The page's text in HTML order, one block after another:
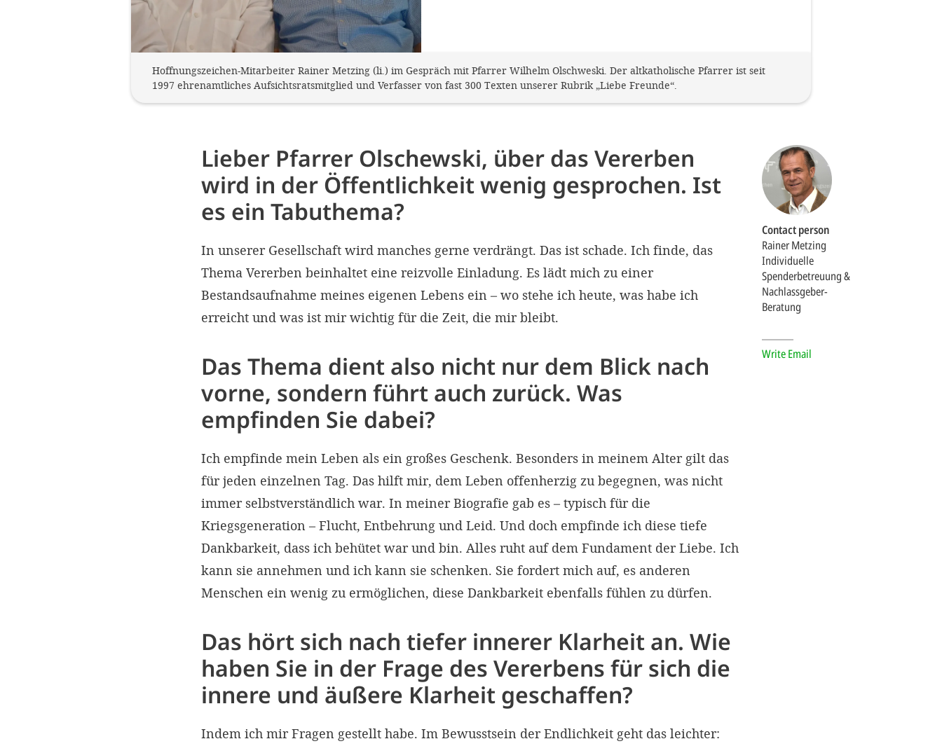
Hoffnungszeichen-Mitarbeiter Rainer Metzing (li.) im Gespräch mit Pfarrer Wilhelm Olschweski. Der altkatholische Pfarrer ist seit
1997 ehrenamtliches Aufsichtsratsmitglied und Verfasser von fast 300 Texten unserer Rubrik „Liebe Freunde“.
Contact person
Rainer Metzing
Individuelle
Spenderbetreuung &
Nachlassgeber-
Beratung
Write Email
Lieber Pfarrer Olschewski, über das Vererben
wird in der Öffentlichkeit wenig gesprochen. Ist
es ein Tabuthema?
In unserer Gesellschaft wird manches gerne verdrängt. Das ist schade. Ich finde, das
Thema Vererben beinhaltet eine reizvolle Einladung. Es lädt mich zu einer
Bestandsaufnahme meines eigenen Lebens ein – wo stehe ich heute, was habe ich
erreicht und was ist mir wichtig für die Zeit, die mir bleibt.
Das Thema dient also nicht nur dem Blick nach
vorne, sondern führt auch zurück. Was
empfinden Sie dabei?
Ich empfinde mein Leben als ein großes Geschenk. Besonders in meinem Alter gilt das
für jeden einzelnen Tag. Das hilft mir, dem Leben offenherzig zu begegnen, was nicht
immer selbstverständlich war. In meiner Biografie gab es – typisch für die
Kriegsgeneration – Flucht, Entbehrung und Leid. Und doch empfinde ich diese tiefe
Dankbarkeit, dass ich behütet war und bin. Alles ruht auf dem Fundament der Liebe. Ich
kann sie annehmen und ich kann sie schenken. Sie fordert mich auf, es anderen
Menschen ein wenig zu ermöglichen, diese Dankbarkeit ebenfalls fühlen zu dürfen.
Das hört sich nach tiefer innerer Klarheit an. Wie
haben Sie in der Frage des Vererbens für sich die
innere und äußere Klarheit geschaffen?
Indem ich mir Fragen gestellt habe. Im Bewusstsein der Endlichkeit geht das leichter: